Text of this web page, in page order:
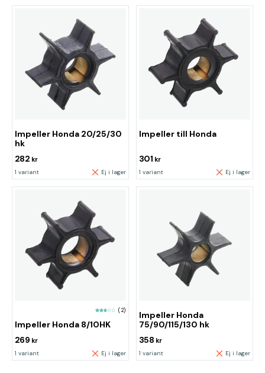
Impeller Honda 20/25/30
hk
282 kr
1 variant Ej i lager
Impeller till Honda
301 kr
1 variant Ej i lager
(2)
Impeller Honda 8/10HK
269 kr
1 variant Ej i lager
Impeller Honda
75/90/115/130 hk
358 kr
1 variant Ej i lager